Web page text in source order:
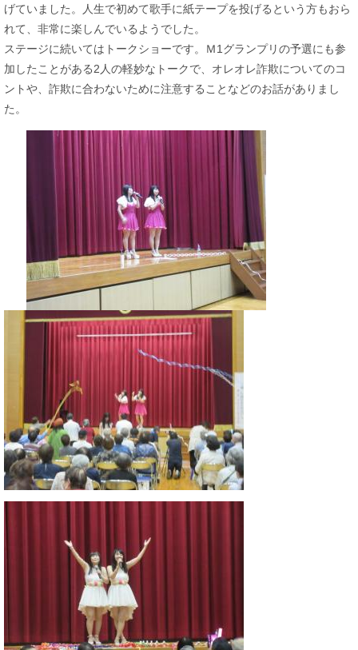
げていました。人生で初めて歌手に紙テープを投げるという方もおら
れて、非常に楽しんでいるようでした。
ステージに続いてはトークショーです。Ｍ1グランプリの予選にも参
加したことがある2人の軽妙なトークで、オレオレ詐欺についてのコ
ントや、詐欺に合わないために注意することなどのお話がありまし
た。